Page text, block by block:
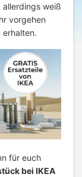
allerdings weiß
vorgehen
erhalten.
für euch
bei IKEA